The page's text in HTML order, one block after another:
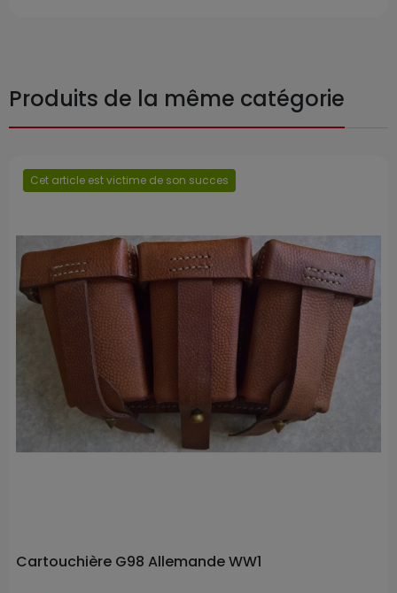
Produits de la même catégorie
Cet article est victime de son succes
Cartouchière G98 Allemande WW1